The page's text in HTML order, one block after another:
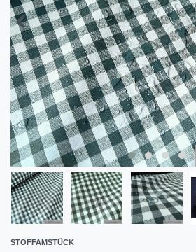
STOFFAMSTÜCK